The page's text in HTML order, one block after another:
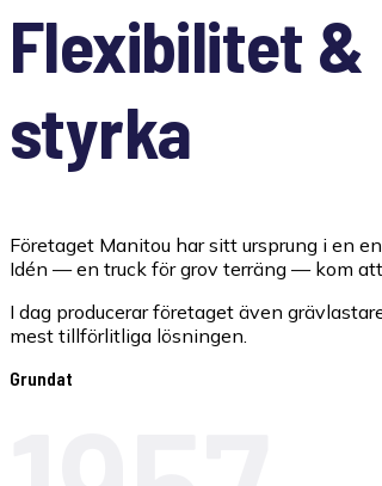
Flexibilitet &
styrka
Företaget Manitou har sitt ursprung i en
Idén — en truck för grov terräng — kom
I dag producerar företaget även
mest tillförlitliga lösningen.
Grundat